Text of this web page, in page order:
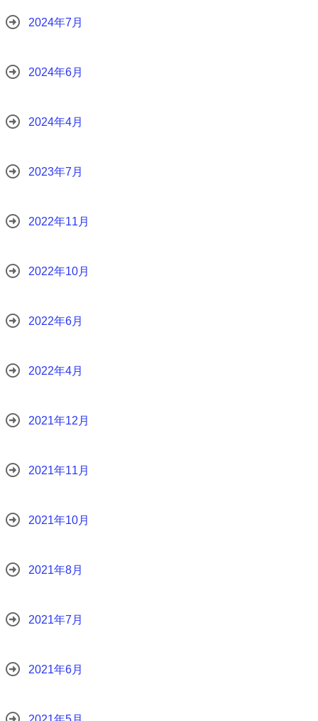
2024年7月
2024年6月
2024年4月
2023年7月
2022年11月
2022年10月
2022年6月
2022年4月
2021年12月
2021年11月
2021年10月
2021年8月
2021年7月
2021年6月